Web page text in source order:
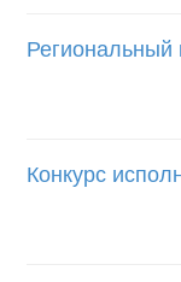
Региональный
Конкурс